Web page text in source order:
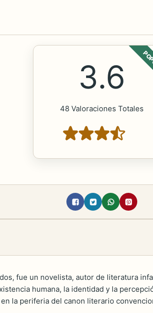
3.6
48 Valoraciones Totales
fue un novelista, autor de literatura
humana, la identidad y la
la periferia del canon literario